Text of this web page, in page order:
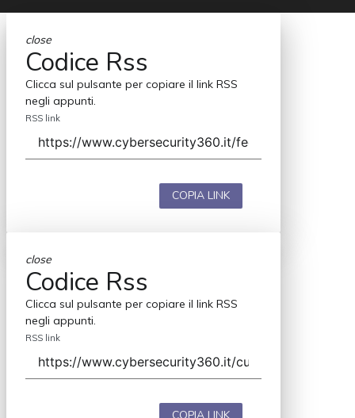
close
Codice Rss
Clicca sul pulsante per copiare il link RSS
negli appunti.
RSS link
COPIA LINK
close
Codice Rss
Clicca sul pulsante per copiare il link RSS
negli appunti.
RSS link